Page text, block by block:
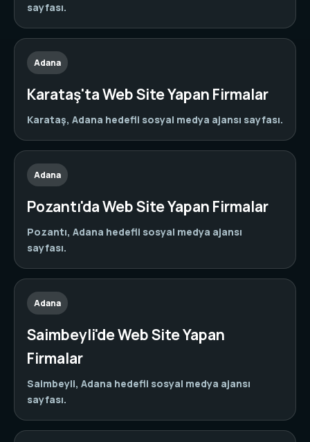
sayfası.
Adana
Karataş'ta Web Site Yapan Firmalar
Karataş, Adana hedefli sosyal medya ajansı sayfası.
Adana
Pozantı'da Web Site Yapan Firmalar
Pozantı, Adana hedefli sosyal medya ajansı
sayfası.
Adana
Saimbeyli'de Web Site Yapan
Firmalar
Saimbeyli, Adana hedefli sosyal medya ajansı
sayfası.